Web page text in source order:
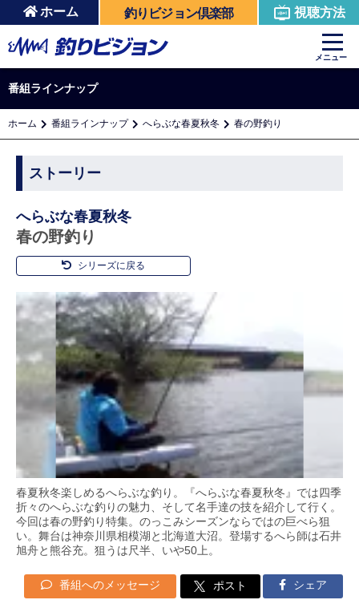
ホーム 釣りビジョン倶楽部 視聴方法
メニュー
番組ラインナップ
ホーム 番組ラインナップ へらぶな春夏秋冬 春の野釣り
ストーリー
へらぶな春夏秋冬
春の野釣り
シリーズに戻る
春夏秋冬楽しめるへらぶな釣り。『へらぶな春夏秋冬』では四季
折々のへらぶな釣りの魅力、そして名手達の技を紹介して行く。
今回は春の野釣り特集。のっこみシーズンならではの巨べら狙
い。舞台は神奈川県相模湖と北海道大沼。登場するへら師は石井
旭舟と熊谷充。狙うは尺半、いや50上。
番組へのメッセージ ポスト シェア